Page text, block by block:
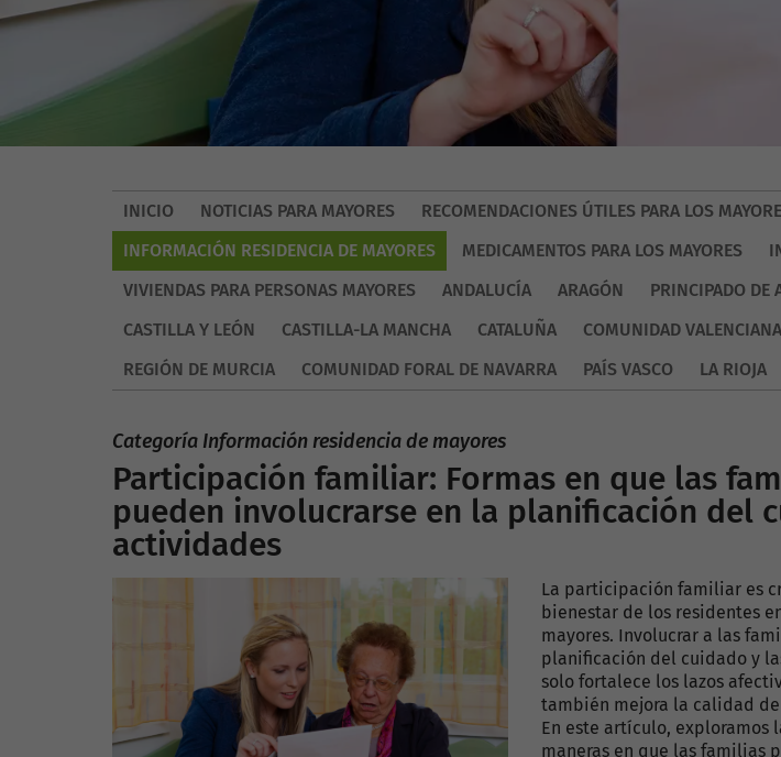
INICIO NOTICIAS PARA MAYORES RECOMENDACIONES ÚTILES PARA LOS
INFORMACIÓN RESIDENCIA DE MAYORES
MEDICAMENTOS PARA LOS MAYORES
VIVIENDAS PARA PERSONAS MAYORES
ANDALUCÍA ARAGÓN PRINCIPADO DE
CASTILLA Y LEÓN
CASTILLA-LA MANCHA CATALUÑA COMUNIDAD VALENCIANA
REGIÓN DE MURCIA
COMUNIDAD FORAL DE NAVARRA PAÍS VASCO LA RIOJA
Categoría Información residencia de mayores
Participación familiar: Formas en que las
pueden involucrarse en la planificación del
actividades
La participación familiar es
bienestar de los residentes
mayores. Involucrar a las
planificación del cuidado y
solo fortalece los lazos
también mejora la calidad
En este artículo, exploramos
maneras en que las familias